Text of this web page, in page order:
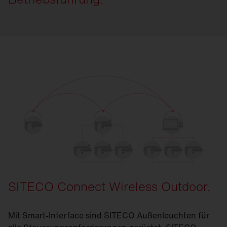
SITECO Connect Wireless Outdoor.
Mit Smart-Interface sind SITECO Außenleuchten für